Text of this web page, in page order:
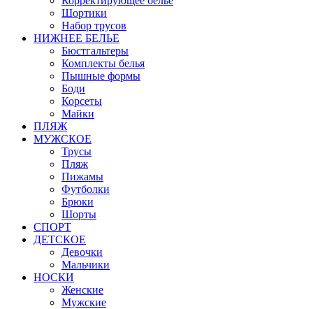
Шортики
Набор трусов
НИЖНЕЕ БЕЛЬЕ
Бюстгальтеры
Комплекты белья
Пышные формы
Боди
Корсеты
Майки
ПЛЯЖ
МУЖСКОЕ
Трусы
Пляж
Пижамы
Футболки
Брюки
Шорты
СПОРТ
ДЕТСКОЕ
Девочки
Мальчики
НОСКИ
Женские
Мужские